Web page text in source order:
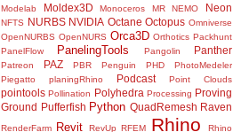
Modelab
Moldex3D Monoceros MR NEMO Neon
NFTS NURBS NVIDIA Octane Octopus Omniverse
OpenNURBS OpenNURS Orca3D Orthotics Packhunt
PanelFlow
PanelingTools Pangolin Panther
Patreon PAZ PBR Penguin PHD
PhotoMedeler
Piegatto
planingRhino Podcast Point Clouds
pointools Pollination Polyhedra Processing Proving
Ground Pufferfish Python QuadRemesh Raven
RenderFarm Revit RevUp RFEM Rhino
Rhino